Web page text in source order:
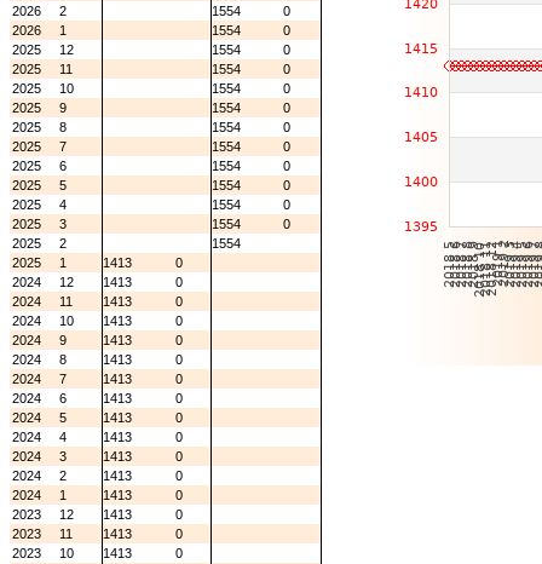
2026
2 1554
0
2026
1 1554
0
2025
12 1554
0
2025
11 1554
0
2025
10 1554
0
2025
9 1554
0
2025
8 1554
0
2025
7 1554
0
2025
6 1554
0
2025
5 1554
0
2025
4 1554
0
2025
3 1554
0
2025
2
1554
2025
1 1413
0
2024
12 1413
0
2024
11 1413
0
2024
10 1413
0
2024
9 1413
0
2024
8 1413
0
2024
7 1413
0
2024
6 1413
0
2024
5 1413
0
2024
4 1413
0
2024
3 1413
0
2024
2 1413
0
2024
1 1413
0
2023
12 1413
0
2023
11 1413
0
2023
10 1413
0